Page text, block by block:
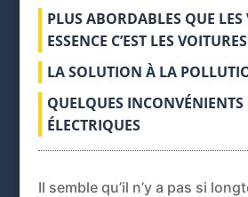
PLUS ABORDABLES QUE LES
ESSENCE C’EST LES
LA SOLUTION À LA
QUELQUES INCONVÉNIENTS
ÉLECTRIQUES
Il semble qu’il n’y a pas si